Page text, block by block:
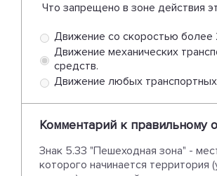
Что запрещено в зоне действия
Движение со скоростью более
Движение механических
средств.
Движение любых
Комментарий к правильному
Знак 5.33 "Пешеходная зона" -
которого начинается территория